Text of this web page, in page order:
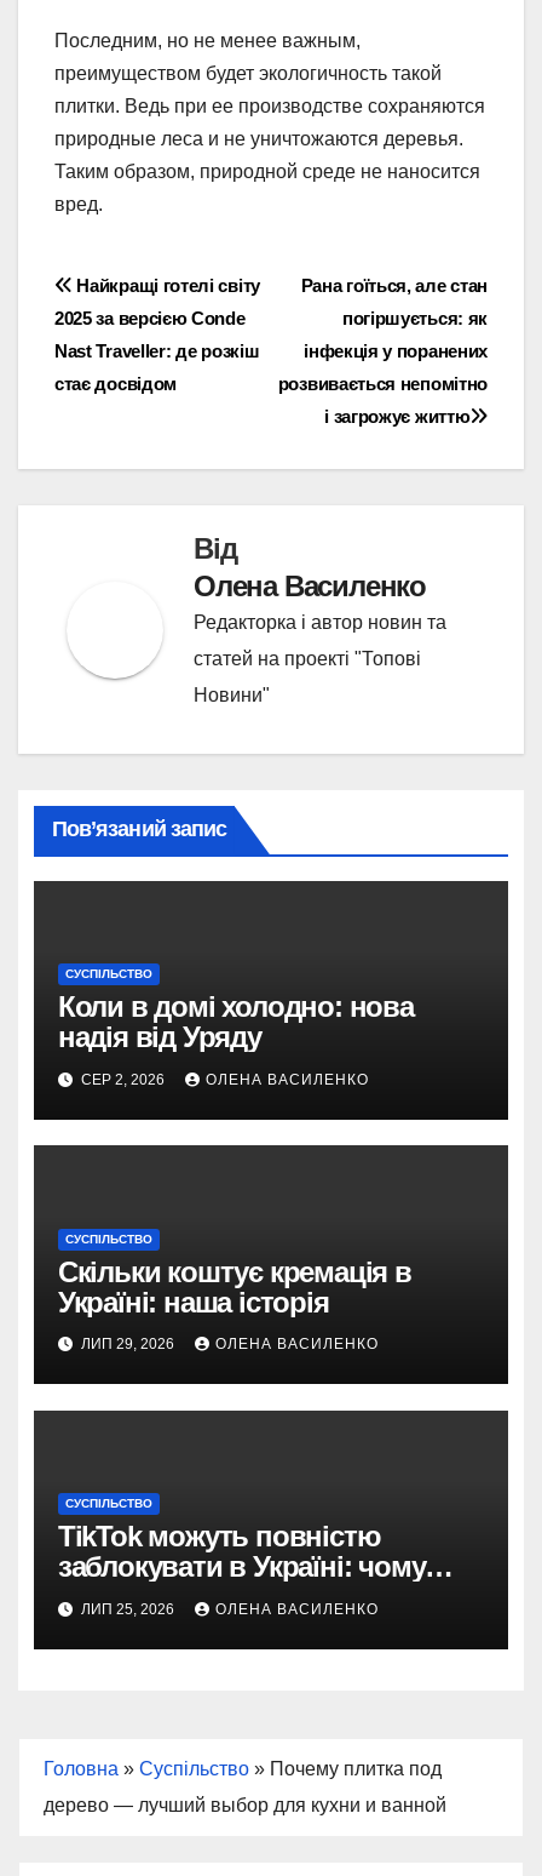
Последним, но не менее важным,
преимуществом будет экологичность такой
плитки. Ведь при ее производстве сохраняются
природные леса и не уничтожаются деревья.
Таким образом, природной среде не наносится
вред.
Навігація
записів
Рана гоїться, але стан
погіршується: як
інфекція у поранених
розвивається непомітно
і загрожує життю
Найкращі готелі світу
2025 за версією Conde
Nast Traveller: де розкіш
стає досвідом
Від
Олена Василенко
Редакторка і автор новин та
статей на проекті "Топові
Новини"
Пов’язаний запис
СУСПІЛЬСТВО
Коли в домі холодно: нова
надія від Уряду
СЕР 2, 2026 ОЛЕНА ВАСИЛЕНКО
СУСПІЛЬСТВО
Скільки коштує кремація в
Україні: наша історія
ЛИП 29, 2026 ОЛЕНА ВАСИЛЕНКО
СУСПІЛЬСТВО
TikTok можуть повністю
заблокувати в Україні: чому
з’явилася така пропозиція
ЛИП 25, 2026 ОЛЕНА ВАСИЛЕНКО
Головна » Суспільство » Почему плитка под
дерево — лучший выбор для кухни и ванной